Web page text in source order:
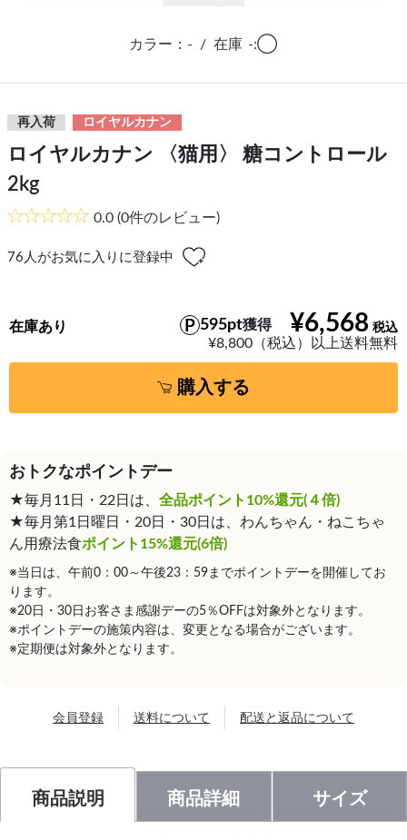
カラー：- / 在庫 -:◯
再入荷 ロイヤルカナン
ロイヤルカナン 〈猫用〉 糖コントロール
2kg
0.0 (0件のレビュー)
76 人がお気に入りに登録中
¥6,568
595pt獲得
¥8,800（税込）以上送料無料
在庫あり
購入する
おトクなポイントデー
★毎月11日・22日は、 全品ポイント10%還元(４倍)
★毎月第1日曜日・20日・30日は、わんちゃん・ねこちゃ
ん用療法食ポイント15%還元(6倍)
※当日は、午前0：00～午後23：59までポイントデーを開催してお
ります。
※20日・30日お客さま感謝デーの5％OFFは対象外となります。
※ポイントデーの施策内容は、変更となる場合がございます。
※定期便は対象外となります。
会員登録 送料について 配送と返品について
商品説明 商品詳細 サイズ